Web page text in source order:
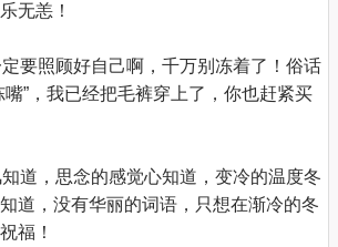
无恙！
要照顾好自己啊，千万别冻着了！俗话
嘴”，我已经把毛裤穿上了，你也赶紧买
道，思念的感觉心知道，变冷的温度冬
道，没有华丽的词语，只想在渐冷的冬
福！